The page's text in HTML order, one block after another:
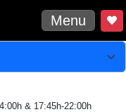
Menu
& 17:45h-22:00h